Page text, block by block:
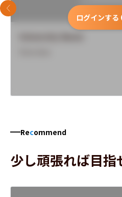
ログインする
前のスライド
Recommend
少し頑張れば目指